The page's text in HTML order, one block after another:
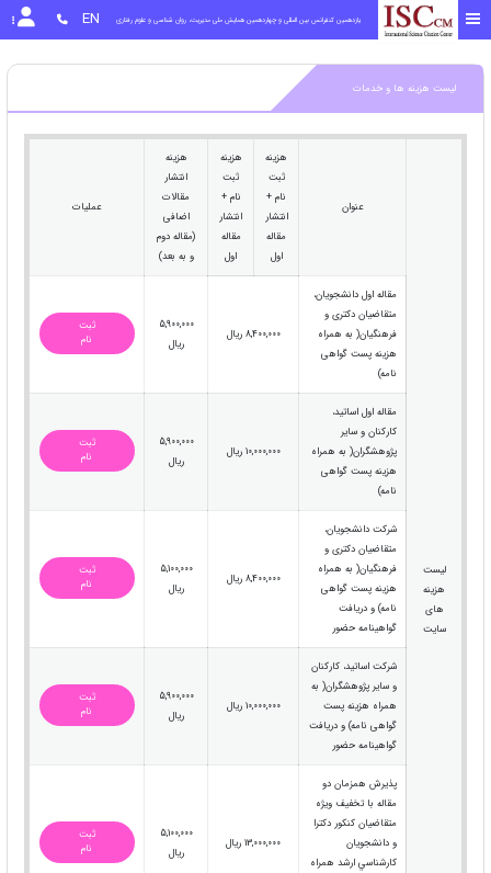
یازدهمین کنفرانس بین المللی و چهاردهمین همایش ملی مدیریت، روان شناسی و علوم رفتاری EN
لیست هزینه ها و خدمات
لیست
هزینه
های
سایت
عنوان
هزینه
ثبت
نام +
انتشار
مقاله
اول
هزینه
ثبت
نام +
انتشار
مقاله
اول
هزینه
انتشار
مقالات
اضافی
(مقاله دوم
و به بعد)
عملیات
مقاله اول دانشجویان،
متقاضیان دکتری و
فرهنگیان( به همراه
هزینه پست گواهی
نامه)
8,400,000 ریال
5,900,000
ریال
ثبت
نام
مقاله اول اساتید،
کارکنان و سایر
پژوهشگران( به همراه
هزینه پست گواهی
نامه)
10,000,000 ریال
5,900,000
ریال
ثبت
نام
شرکت دانشجویان،
متقاضیان دکتری و
فرهنگیان( به همراه
هزینه پست گواهی
نامه) و دریافت
گواهینامه حضور
8,400,000 ریال
5,100,000
ریال
ثبت
نام
شرکت اساتید، کارکنان
و سایر پژوهشگران( به
همراه هزینه پست
گواهی نامه) و دریافت
گواهینامه حضور
10,000,000 ریال
5,900,000
ریال
ثبت
نام
پذيرش همزمان دو
مقاله با تخفيف ويژه
متقاضيان كنكور دكترا
و دانشجويان
كارشناسي ارشد همراه
13,000,000 ریال
5,100,000
ریال
ثبت
نام